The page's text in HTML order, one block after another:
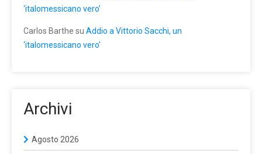
‘italomessicano vero’
Carlos Barthe su Addio a Vittorio Sacchi, un
‘italomessicano vero’
Archivi
Agosto 2026